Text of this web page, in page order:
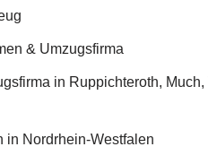
& Umzugsfirma
in Ruppichteroth,
in Nordrhein-Westfalen